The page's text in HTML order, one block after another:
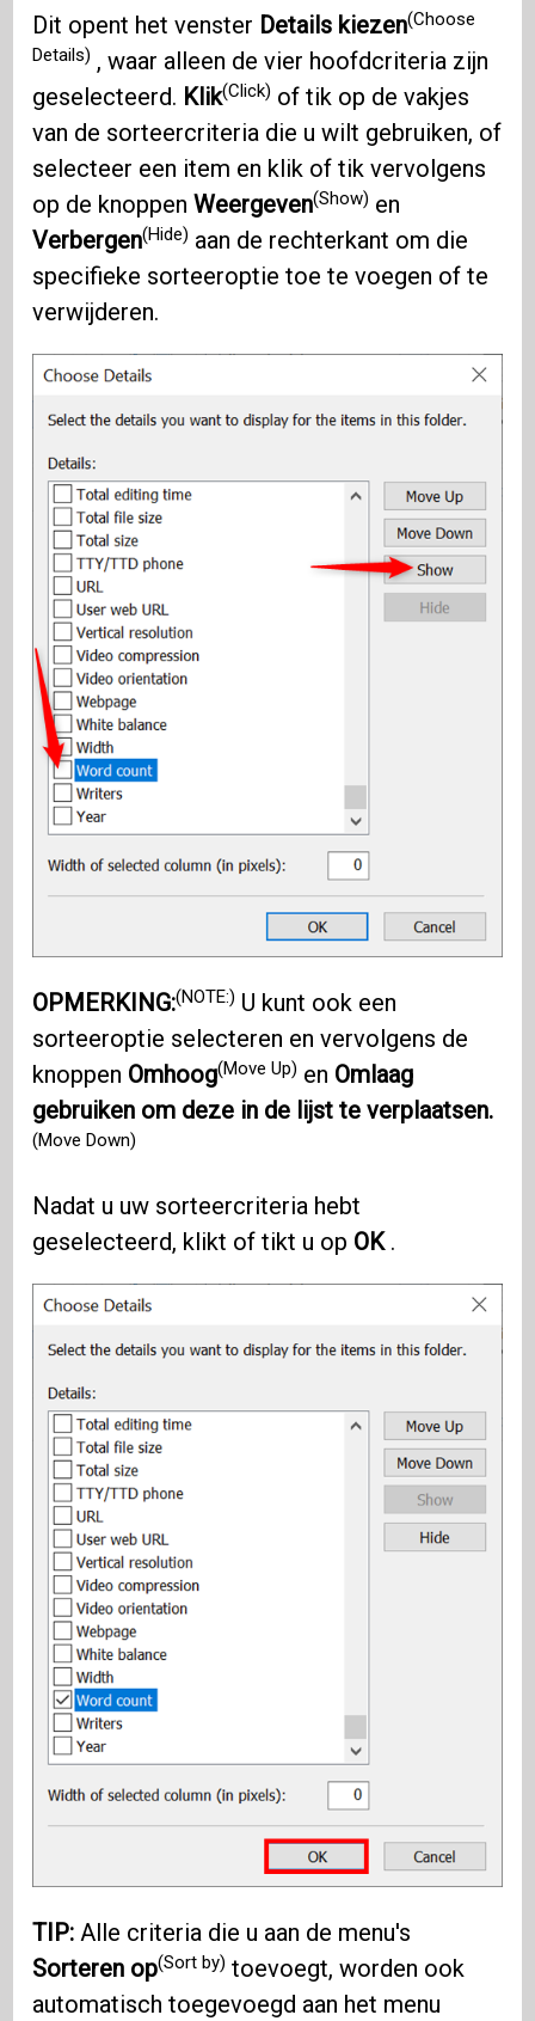
Dit opent het venster Details kiezen(Choose
Details) , waar alleen de vier hoofdcriteria zijn
geselecteerd. Klik(Click) of tik op de vakjes
van de sorteercriteria die u wilt gebruiken, of
selecteer een item en klik of tik vervolgens
op de knoppenWeergeven(Show) en
Verbergen(Hide) aan de rechterkant om die
specifieke sorteeroptie toe te voegen of te
verwijderen.
OPMERKING:(NOTE:) U kunt ook een
sorteeroptie selecteren en vervolgens de
knoppen Omhoog(Move Up) en Omlaag
gebruiken om deze in de lijst te verplaatsen.
(Move Down)
Nadat u uw sorteercriteria hebt
geselecteerd, klikt of tikt u op OK.
TIP: Alle criteria die u aan de menu's
Sorteren op(Sort by) toevoegt, worden ook
automatisch toegevoegd aan het menu